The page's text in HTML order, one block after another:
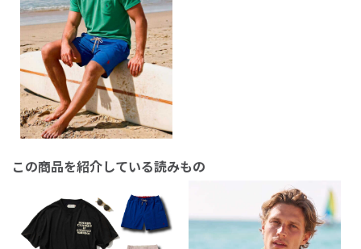
この商品を紹介している読みもの